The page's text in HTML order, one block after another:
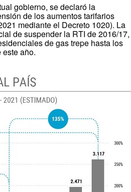
gobierno, se declaró la
de los aumentos tarifarios
mediante el Decreto 1020). La
de suspender la RTI de 2016/17,
de gas trepe hasta los
año.